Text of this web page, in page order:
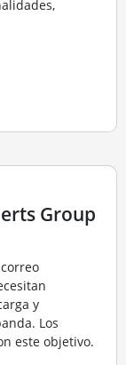
Group
y
Los
este objetivo.